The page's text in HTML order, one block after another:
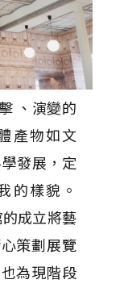
、演變的
產物如文
發展，定
的樣貌。
成立將藝
策劃展覽
為現階段